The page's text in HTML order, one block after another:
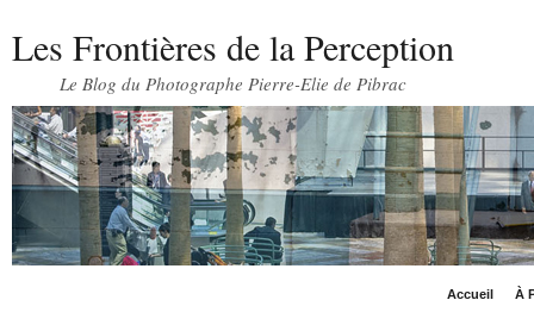
Les Frontières de la Perception
Le Blog du Photographe Pierre-Elie de Pibrac
Accueil À